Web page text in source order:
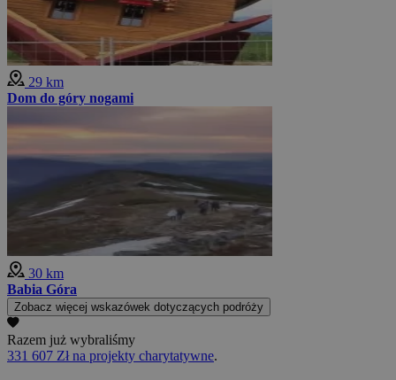
29 km
Dom do góry nogami
30 km
Babia Góra
Zobacz więcej wskazówek dotyczących podróży
Razem już wybraliśmy
331 607 Zł na projekty charytatywne.